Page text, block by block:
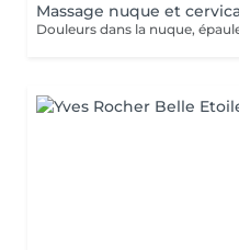
Massage nuque et